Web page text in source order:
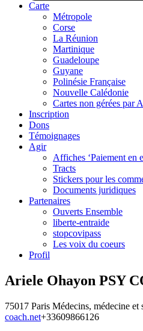
Carte
Métropole
Corse
La Réunion
Martinique
Guadeloupe
Guyane
Polinésie Française
Nouvelle Calédonie
Cartes non gérées par
Inscription
Dons
Témoignages
Agir
Affiches ‘Paiement en
Tracts
Stickers pour les
Documents juridiques
Partenaires
Ouverts Ensemble
liberte-entraide
stopcovipass
Les voix du coeurs
Profil
Ariele Ohayon PSY
75017 Paris Médecins, médecine et
coach.net+33609866126